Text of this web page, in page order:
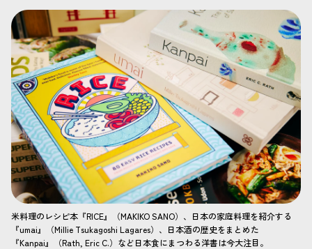
米料理のレシピ本『RICE』（MAKIKO SANO）、日本の家庭料理を紹介する
『umai』（Millie Tsukagoshi Lagares）、日本酒の歴史をまとめた
『Kanpai』（Rath, Eric C.）など日本食にまつわる洋書は今大注目。